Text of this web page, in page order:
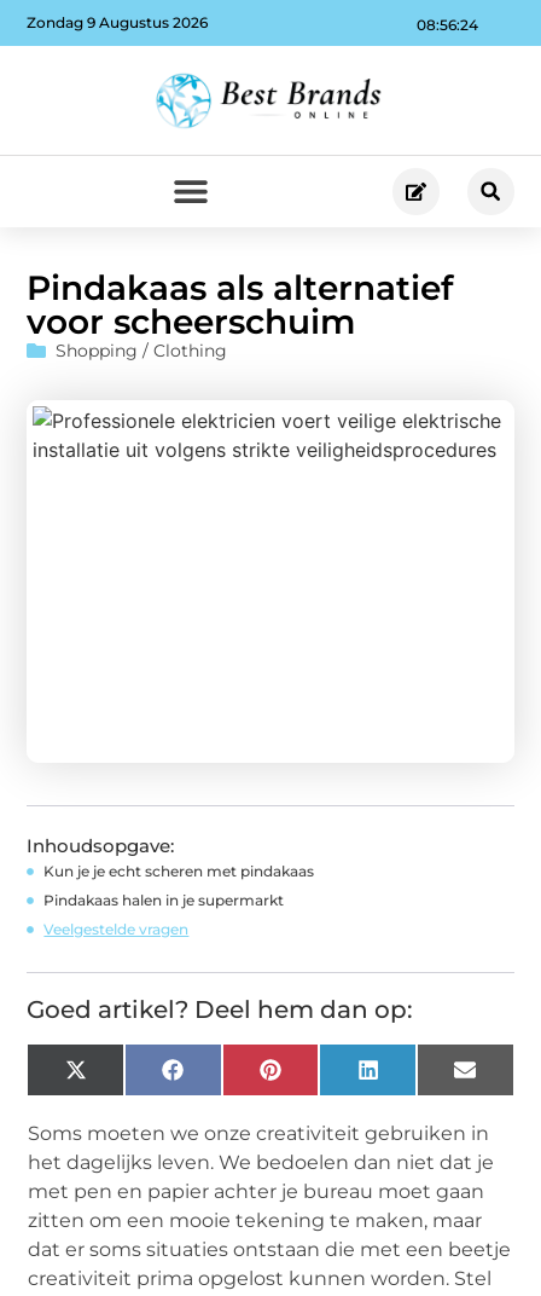
08:56:25
Zondag 9 Augustus 2026
Pindakaas als alternatief
voor scheerschuim
Shopping / Clothing
Inhoudsopgave:
Kun je je echt scheren met pindakaas
Pindakaas halen in je supermarkt
Veelgestelde vragen
Goed artikel? Deel hem dan op:
X
(Twitter)
FacebookPinterest LinkedIn Email
Soms moeten we onze creativiteit gebruiken in
het dagelijks leven. We bedoelen dan niet dat je
met pen en papier achter je bureau moet gaan
zitten om een mooie tekening te maken, maar
dat er soms situaties ontstaan die met een beetje
creativiteit prima opgelost kunnen worden. Stel